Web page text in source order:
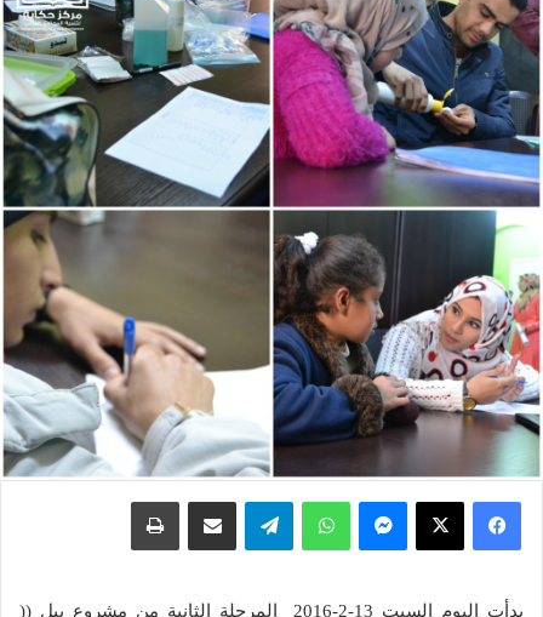
فيسبوك X ماسنجر واتساب تيلقرام مشاركة عبر البريد طباعة
بدأت اليوم السبت 13-2-2016 المرحلة الثانية من مشروع ييل ((